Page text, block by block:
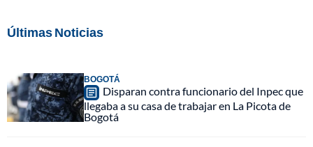
Últimas Noticias
BOGOTÁ
Disparan contra funcionario del Inpec que
llegaba a su casa de trabajar en La Picota de
Bogotá